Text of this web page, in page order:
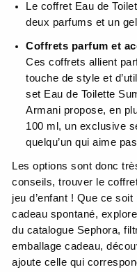
Le coffret Eau de
deux parfums et un
Coffrets parfum et
Ces coffrets allient
touche de style et
set Eau de Toilette
Armani propose, en
100 ml, un exclusive
quelqu’un qui aime
Les options sont donc
conseils, trouver le
jeu d’enfant ! Que ce
cadeau spontané,
du catalogue Sephora,
emballage cadeau,
ajoute celle qui